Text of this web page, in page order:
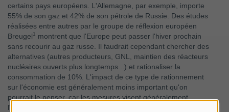
certains pays européens. L'Allemagne, par exemple, importe
55% de son gaz et 42% de son pétrole de Russie. Des études
réalisées entre autres par le groupe de réflexion européen
Breugel1 montrent que l'Europe peut passer l'hiver prochain
sans recourir au gaz russe. Il faudrait cependant chercher des
alternatives (autres producteurs, GNL, maintien des réacteurs
nucléaires ouverts plus longtemps...) et rationaliser la
consommation de 10%. L'impact de ce type de rationnement
sur l'économie est généralement moins important qu'on
pourrait le penser, car les mesures visent généralement
l'industrie lourde. À titre d'exemple, la BCE